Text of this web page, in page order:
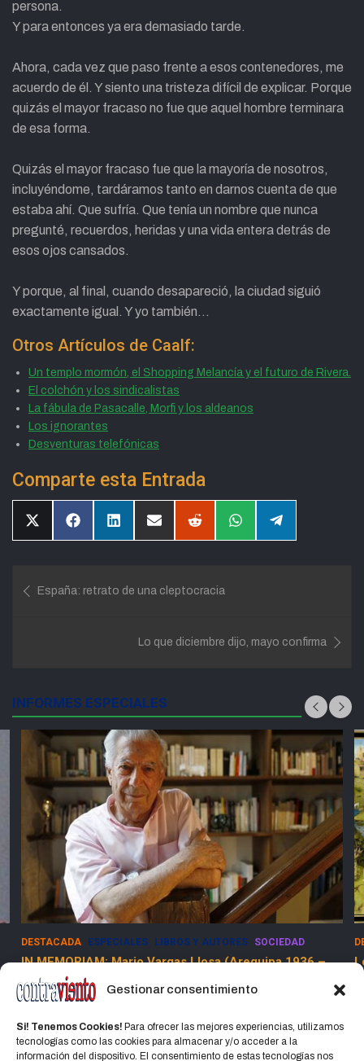
Gestionar consentimiento
Si! Tenemos Cookies! Para ofrecer las mejores experiencias, utilizamos
tecnologías como las cookies para almacenar y/o acceder a la
información del dispositivo. El consentimiento de estas tecnologías nos
persona.
Y para entonces ya era demasiado tarde.
Ahora, cada vez que paso frente a esos contenedores, me
acuerdo de él. Y siento una tristeza difícil de explicar. Porque
quizás el mayor fracaso no fue que aquel hombre terminara
de esa forma.
Quizás el mayor fracaso fue que la mayoría de nosotros,
incluyéndome, tardáramos tanto en darnos cuenta de que
estaba ahí. Que sufría. Que tenía un nombre que nunca
pregunté, recuerdos, heridas y una vida entera detrás de
esos ojos cansados.
Y porque, al final, cuando desapareció, la ciudad siguió
exactamente igual. Y yo también…
Otros Artículos de Caalf:
Un templo mormón, el Shopping Melancía y el futuro de Rivera.
El colchón y los sindicalistas
La fábula de Pasacalle, Morfi y los aldeanos
Los ignorantes
Desventuras telefónicas
Comparte esta Entrada
CompartirCompartirCompartirCompartirCompartirCompartirCompartir
de
España: retrato de una cleptocracia
Lo que diciembre dijo, mayo confirma
INFORMES ESPECIALES
ESPECIALES LIBROS Y AUTORES SOCIEDAD
Mario Vargas Llosa (Arequipa 1936 –
2025 Jorge Martinez Jorge
DESTACADA
Los
13